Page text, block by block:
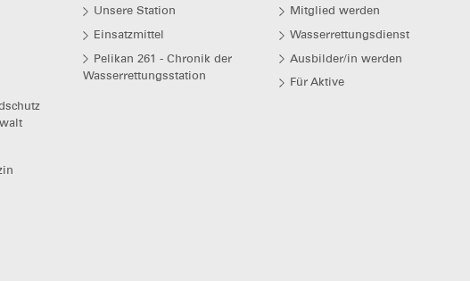
Unsere Station
Einsatzmittel
Pelikan 261 - Chronik der
Wasserrettungsstation
Mitglied werden
Wasserrettungsdienst
Ausbilder/in werden
Für Aktive